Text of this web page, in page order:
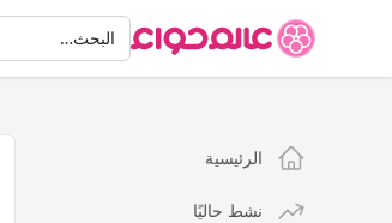
البحثالبحث…
الرئيسية
نشط حاليًا